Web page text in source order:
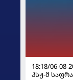
18:18/06-08-
პსჟ-მ